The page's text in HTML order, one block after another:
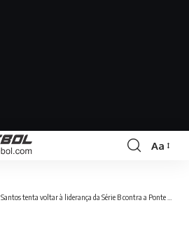
Aa
Santos tenta voltar à liderança da Série B contra a Ponte Preta na Vila Belmiro